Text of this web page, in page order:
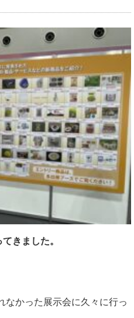
きました。
なかった展示会に久々に行っ